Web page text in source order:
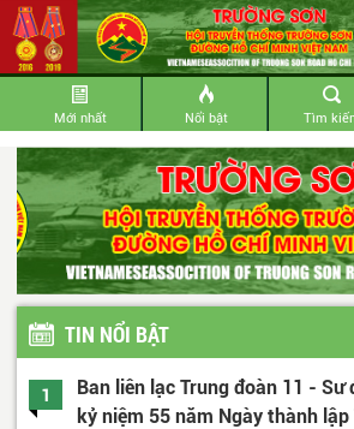
Mới nhất Nổi bật Tìm
TIN NỔI BẬT
1
Ban liên lạc Trung đoàn 11 - Sư
kỷ niệm 55 năm Ngày thành